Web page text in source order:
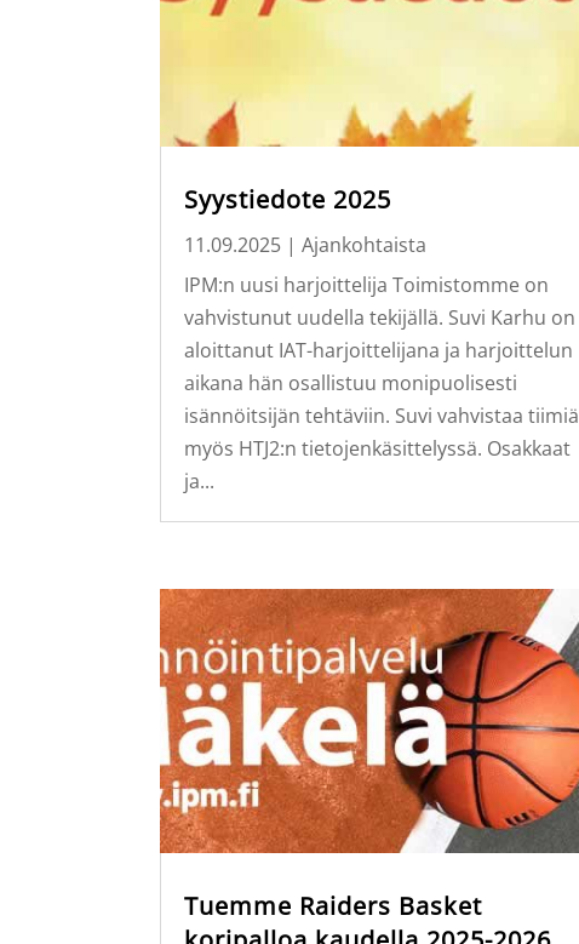
Syystiedote 2025
11.09.2025 | Ajankohtaista
IPM:n uusi harjoittelija Toimistomme on
vahvistunut uudella tekijällä. Suvi Karhu on
aloittanut IAT-harjoittelijana ja harjoittelun
aikana hän osallistuu monipuolisesti
isännöitsijän tehtäviin. Suvi vahvistaa tiimiä
myös HTJ2:n tietojenkäsittelyssä. Osakkaat
ja...
Tuemme Raiders Basket